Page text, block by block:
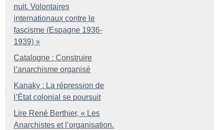
nuit. Volontaires
internationaux contre le
fascisme (Espagne 1936-
1939) »
Catalogne : Construire
l’anarchisme organisé
Kanaky : La répression de
l’État colonial se poursuit
Lire René Berthier, « Les
Anarchistes et l’organisation.